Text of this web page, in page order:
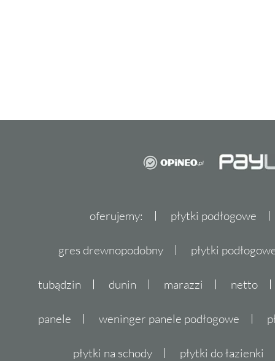
oferujemy: płytki podłogowe
gres drewnopodobny płytki
tubądzin dunin marazzi netto
panele weninger panele podłogowe
płytki na schody płytki do łazienki